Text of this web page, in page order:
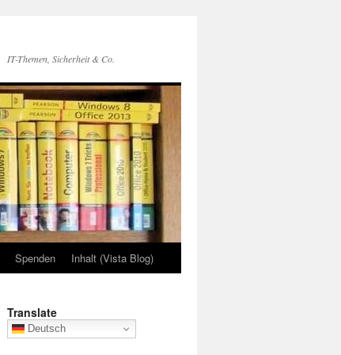
IT-Themen, Sicherheit & Co.
Spenden Inhalt (Vista Blog)
Translate
Deutsch